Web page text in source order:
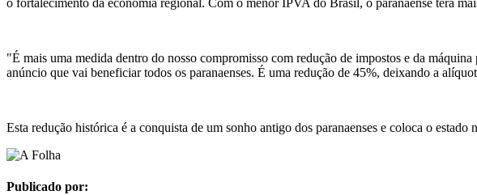
o fortalecimento da economia regional. Com o menor IPVA do Brasil, o paranaense terá
"É mais uma medida dentro do nosso compromisso com redução de impostos e da
anúncio que vai beneficiar todos os paranaenses. É uma redução de 45%, deixando a
Esta redução histórica é a conquista de um sonho antigo dos paranaenses e coloca o
Publicado por: